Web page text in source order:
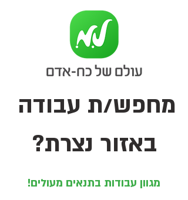
מחפש/ת עבודה
באזור נצרת?
מגוון עבודות בתנאים מעולים!